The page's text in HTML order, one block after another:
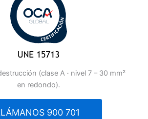
(clase A · nivel 7 – 30 mm²
en redondo).
900 701